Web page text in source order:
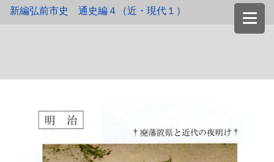
新編弘前市史 通史編４（近・現代１）